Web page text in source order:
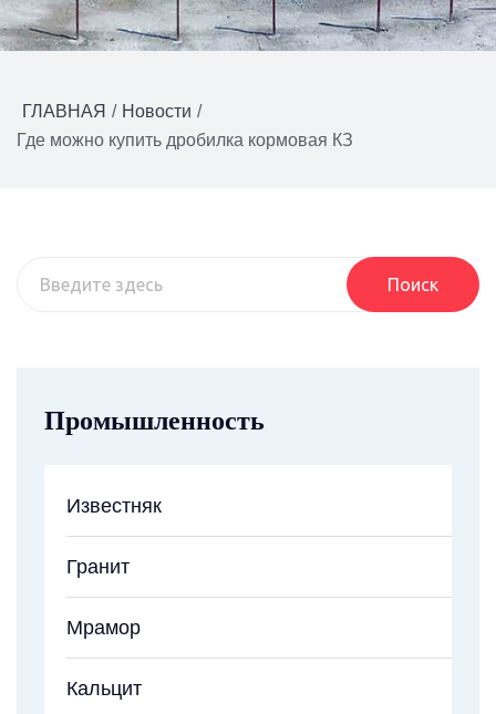
ГЛАВНАЯ / Новости /
Где можно купить дробилка кормовая КЗ
Поиск
Промышленность
Известняк
Гранит
Мрамор
Кальцит